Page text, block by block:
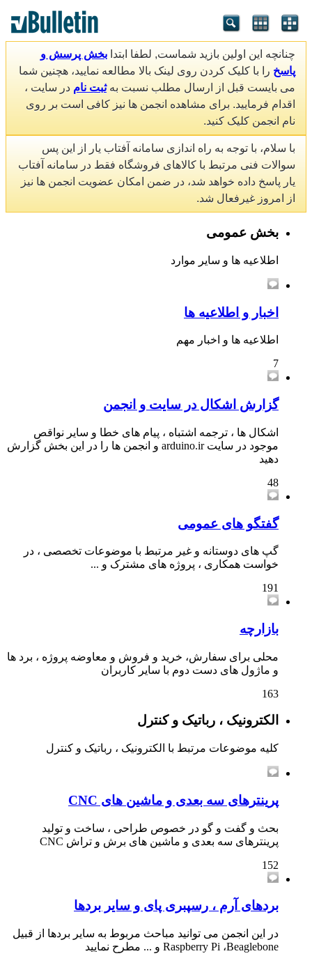
چنانچه این اولین بازید شماست, لطفا ابتدا بخش پرسش و
پاسخ را با کلیک کردن روی لینک بالا مطالعه نمایید، هچنین شما
می بایست قبل از ارسال مطلب نسبت بهثبت نام در سایت ،
اقدام فرمایید. برای مشاهده انجمن ها نیز کافی است بر روی
نام انجمن کلیک کنید.
با سلام، با توجه به راه اندازی سامانه آفتاب یار از این پس
سوالات فنی مرتبط با کالاهای فروشگاه فقط در سامانه آفتاب
یار پاسخ داده خواهد شد، در ضمن امکان عضویت انجمن ها نیز
از امروز غیرفعال شد.
بخش عمومی
اطلاعیه ها و سایر موارد
اخبار و اطلاعیه ها
اطلاعیه ها و اخبار مهم
7
گزارش اشکال در سایت و انجمن
اشکال ها ، ترجمه اشتباه ، پیام های خطا و سایر نواقص
موجود در سایت arduino.ir و انجمن ها را در این بخش گزارش
دهید
48
گفتگو های عمومی
گپ های دوستانه و غیر مرتبط با موضوعات تخصصی ، در
خواست همکاری ، پروژه های مشترک و ...
191
بازارچه
محلی برای سفارش، خرید و فروش و معاوضه پروژه ، برد ها
و ماژول های دست دوم با سایر کاربران
163
الکترونیک ، رباتیک و کنترل
کلیه موضوعات مرتبط با الکترونیک ، رباتیک و کنترل
پرینترهای سه بعدی و ماشین های CNC
بحث و گفت و گو در خصوص طراحی ، ساخت و تولید
پرینترهای سه بعدی و ماشین های برش و تراش CNC
152
بردهای آرم ، رسپبری پای و سایر بردها
در این انجمن می توانید مباحث مربوط به سایر بردها از قبیل
Raspberry Pi ،Beaglebone و ... مطرح نمایید